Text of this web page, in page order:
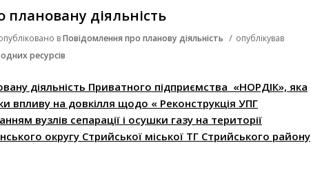
діяльність
вПовідомлення про планову діяльність / опублікував
ресурсів
діяльність Приватного підприємства «НОРДІК», яка
впливу на довкілля щодо « Реконструкція УПГ
вузлів сепарації і осушки газу на території
округу Стрийської міської ТГ Стрийського району